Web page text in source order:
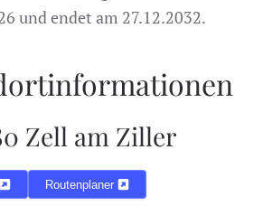
und endet am 27.12.2032.
Zell am Ziller
Routenplaner